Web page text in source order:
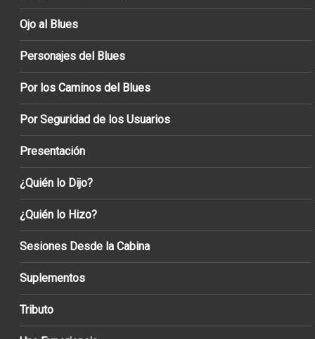
Ojo al Blues
Personajes del Blues
Por los Caminos del Blues
Por Seguridad de los Usuarios
Presentación
¿Quién lo Dijo?
¿Quién lo Hizo?
Sesiones Desde la Cabina
Suplementos
Tributo